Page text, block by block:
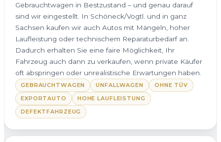
Gebrauchtwagen in Bestzustand – und genau darauf
sind wir eingestellt. In Schöneck/Vogtl. und in ganz
Sachsen kaufen wir auch Autos mit Mängeln, hoher
Laufleistung oder technischem Reparaturbedarf an.
Dadurch erhalten Sie eine faire Möglichkeit, Ihr
Fahrzeug auch dann zu verkaufen, wenn private Käufer
oft abspringen oder unrealistische Erwartungen haben.
GEBRAUCHTWAGEN UNFALLWAGEN
OHNE TÜV
EXPORTAUTO
HOHE LAUFLEISTUNG
DEFEKTFAHRZEUG